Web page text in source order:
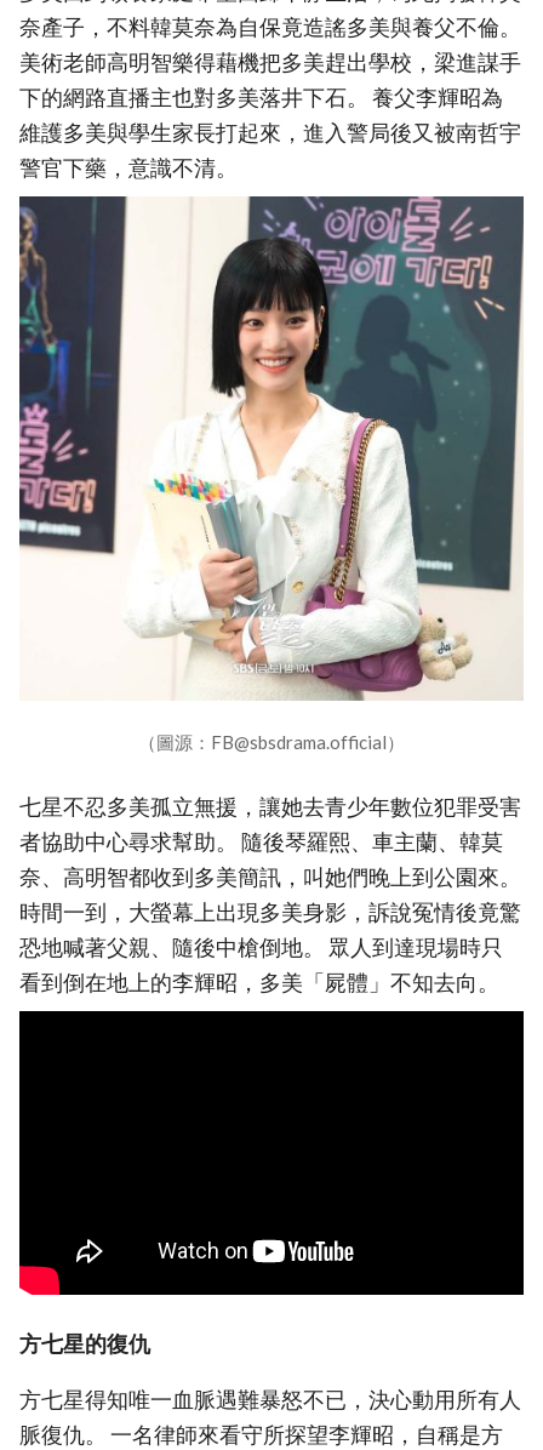
奈產子，不料韓莫奈為自保竟造謠多美與養父不倫。
美術老師高明智樂得藉機把多美趕出學校，梁進謀手
下的網路直播主也對多美落井下石。 養父李輝昭為
維護多美與學生家長打起來，進入警局後又被南哲宇
警官下藥，意識不清。
（圖源：FB@sbsdrama.official）
七星不忍多美孤立無援，讓她去青少年數位犯罪受害
者協助中心尋求幫助。 隨後琴羅熙、車主蘭、韓莫
奈、高明智都收到多美簡訊，叫她們晚上到公園來。
時間一到，大螢幕上出現多美身影，訴說冤情後竟驚
恐地喊著父親、隨後中槍倒地。 眾人到達現場時只
看到倒在地上的李輝昭，多美「屍體」不知去向。
方七星的復仇
方七星得知唯一血脈遇難暴怒不已，決心動用所有人
脈復仇。 一名律師來看守所探望李輝昭，自稱是方